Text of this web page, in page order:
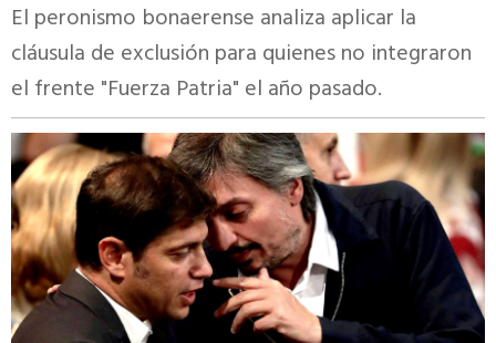
El peronismo bonaerense analiza aplicar la
cláusula de exclusión para quienes no integraron
el frente "Fuerza Patria" el año pasado.